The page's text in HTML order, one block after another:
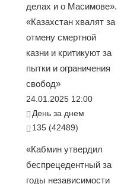
делах и о Масимове».
«Казахстан хвалят за
отмену смертной
казни и критикуют за
пытки и ограничения
свобод»
24.01.2025 12:00
День за днем
135 (42489)
«Кабмин утвердил
беспрецедентный за
годы независимости